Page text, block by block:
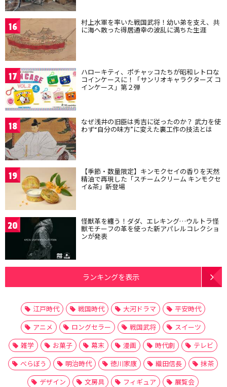
16 村上水軍を率いた戦国武将！幼い弟を支え、共
に海へ散った得居通幸の波乱に満ちた生涯
17 ハローキティ、ポチャッコたちが昭和レトロな
コインケースに！「サンリオキャラクターズ コ
インケース」第２弾
18 なぜ浅井の旧臣は秀吉に従ったのか？ 武力を使
わず“自分の味方”に変えた裏工作の技法とは
19 【季節・数量限定】キンモクセイの香りを天然
精油で再現した「スチームクリーム キンモクセ
イ&茶」新登場
20 怪獣革を纏う！ダダ、エレキング…ウルトラ怪
獣モチーフの革を使った新アパレルコレクショ
ンが発表
ランキングを表示
江戸時代 戦国時代 大河ドラマ
平安時代
アニメ
ロングセラー 戦国武将
スイーツ
雑学
お菓子 幕末 漫画 時代劇
テレビ
べらぼう
明治時代 徳川家康 織田信長
抹茶
デザイン
文房具 フィギュア
展覧会